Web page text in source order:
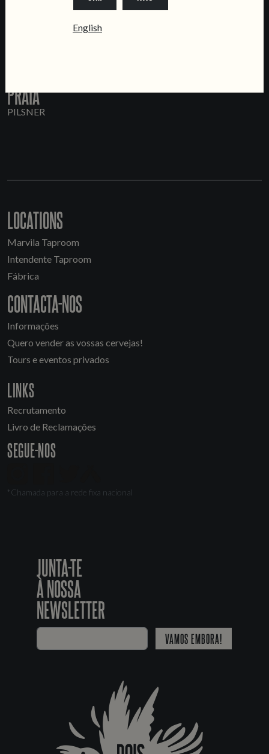
PRATA
PILSNER
LOCATIONS
Marvila Taproom
Intendente Taproom
Fábrica
CONTACTA-NOS
Informações
Quero vender as vossas cervejas!
Tours e eventos privados
LINKS
Recrutamento
Livro de Reclamações
SEGUE-NOS
*Chamada para a rede fixa nacional
JUNTA-TE
À NOSSA
NEWSLETTER
VAMOS EMBORA!
English